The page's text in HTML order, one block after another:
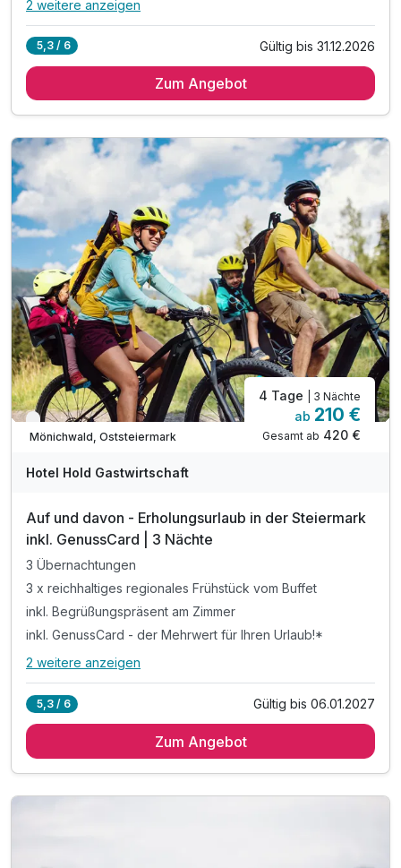
Alle Inklusivleistungen
2 x reichhaltiges regionales Frühstück vom Buffet
inkl. Nutzung des Spa- und Wellnessbereiches
inkl. Parkplatz und WLAN-Nutzung
2 weitere anzeigen
5,3 / 6 Gültig bis 31.12.2026
Zum Angebot
Verfügbar bis Januar
Mönichwald, Oststeiermark
4 Tage | 3 Nächte
ab 210 €
Gesamt ab 420 €
Hotel Hold Gastwirtschaft
Auf und davon - Erholungsurlaub in der Steiermark
inkl. GenussCard | 3 Nächte
3 Übernachtungen
3 x reichhaltiges regionales Frühstück vom Buffet
inkl. Begrüßungspräsent am Zimmer
inkl. GenussCard - der Mehrwert für Ihren Urlaub!*
Alle Inklusivleistungen
3 x reichhaltiges regionales Frühstück vom Buffet
2 weitere anzeigen
5,3 / 6 Gültig bis 06.01.2027
Zum Angebot